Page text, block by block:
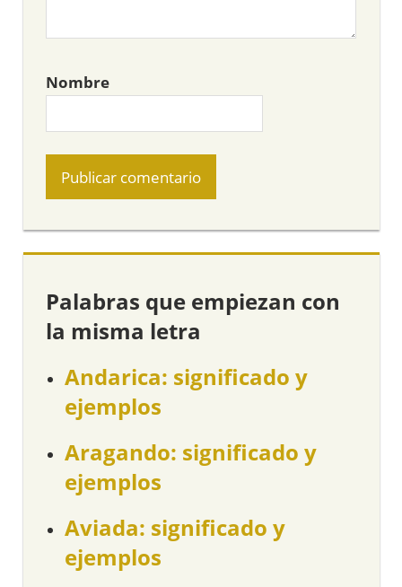
Nombre
Palabras que empiezan con
la misma letra
Andarica: significado y
ejemplos
Aragando: significado y
ejemplos
Aviada: significado y
ejemplos